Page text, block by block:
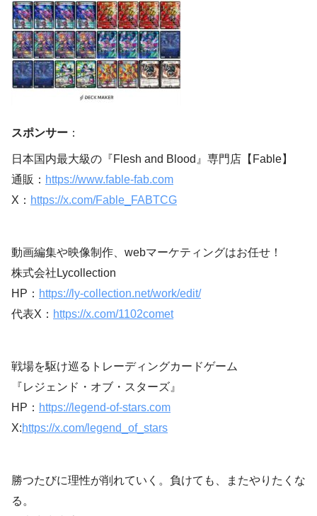
スポンサー ：
日本国内最大級の『Flesh and Blood』専門店【Fable】
通販： https://www.fable-fab.com
X： https://x.com/Fable_FABTCG
動画編集や映像制作、webマーケティングはお任せ！
株式会社Lycollection
HP： https://ly-collection.net/work/edit/
代表X： https://x.com/1102comet
戦場を駆け巡るトレーディングカードゲーム
『レジェンド・オブ・スターズ』
HP： https://legend-of-stars.com
X:https://x.com/legend_of_stars
勝つたびに理性が削れていく。負けても、またやりたくな
る。